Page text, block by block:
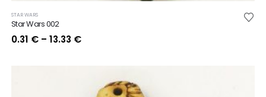
STAR WARS
Star Wars 002
0.31 € – 13.33 €Price